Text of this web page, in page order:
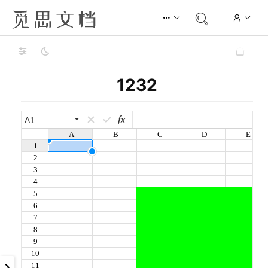
1232
A1